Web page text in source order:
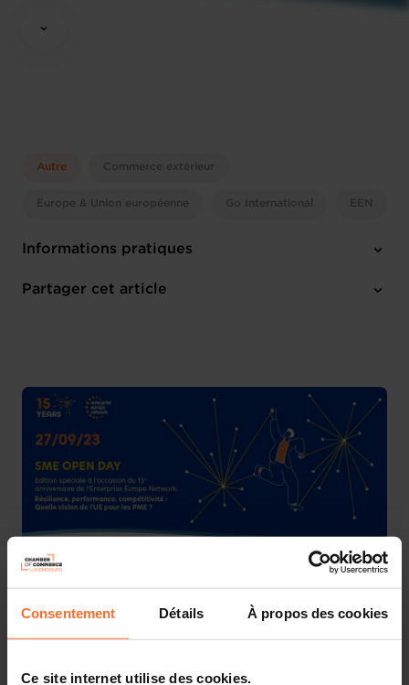
Consentement Détails À propos des cookies
Ce site internet utilise des cookies.
Autre Commerce extérieur
Europe & Union européenne Go International EEN
Informations pratiques
Mercredi 27 Sep 2023
Partager cet article
Edition spéciale du SME OPEN Day à l’occasion du 15e
Anniversaire du Réseau Enterprise Europe Network au